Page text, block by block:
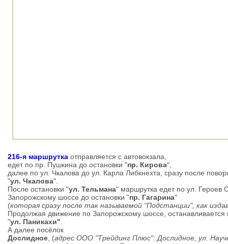
216-я маршрутка отправляется с автовокзала,
едет по пр. Пушкина до остановки "пр. Кирова",
далее по ул. Чкалова до ул. Карла Либкнехта, сразу после
"ул. Чкалова".
После остановки "ул. Тельмана" маршрутка едет по ул. Героев
Запорожскому шоссе до остановки "пр. Гагарина"
(которая сразу после так называемой "Подстанции", как
Продолжая движение по Запорожскому шоссе, останавливается
"ул. Паникахи"
А далее посёлок
Дослидное , (адрес ООО "Трейдинг Плюс": Дослидное, ул.